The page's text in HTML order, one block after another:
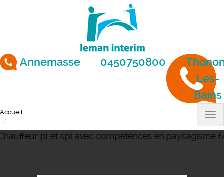
Annemasse 0450750800
Les-
Bains
Accueil